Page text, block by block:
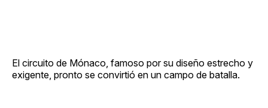
El circuito de Mónaco, famoso por su diseño estrecho y
exigente, pronto se convirtió en un campo de batalla.